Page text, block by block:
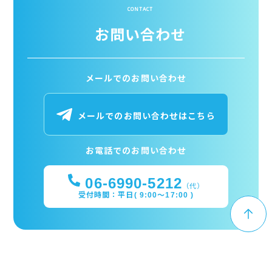
CONTACT
お問い合わせ
メールでのお問い合わせ
メールでのお問い合わせはこちら
お電話でのお問い合わせ
06-6990-5212 （代）
受付時間：平日( 9:00～17:00 )